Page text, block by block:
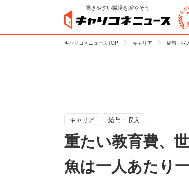
働きやすい職場を増やそう
キャリコネニュースTOP キャリア 給与・収
キャリア 給与・収入
重たい教育費、
魚は一人あたり